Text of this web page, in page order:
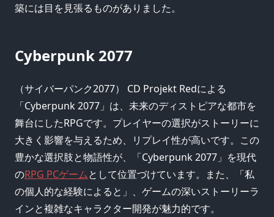
築には目を見張るものがありました。
Cyberpunk 2077
（サイバーパンク2077） CD Projekt Redによる
「Cyberpunk 2077」は、未来のディストピアな都市を
舞台にしたRPGです。プレイヤーの選択がストーリーに
大きく影響を与えるため、リプレイ性が高いです。この
豊かな選択肢と物語性が、「Cyberpunk 2077」を現代
のRPG PCゲームとして位置づけています。また、「私
の個人的な経験によると」、ゲームの深いストーリーラ
インと複雑なキャラクター開発が魅力的です。